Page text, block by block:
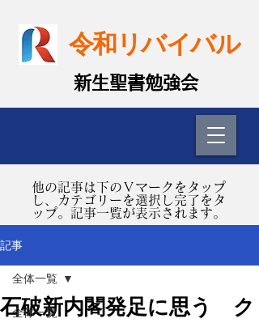
令和リバイバル
​新生聖書勉強会
​他の記事は下のＶマークをタップ
し、カテゴリーを選択し完了をタ
ップ。記事一覧が表示されます。
記事
全体一覧
全体一覧
石破新内閣発足に思う ク